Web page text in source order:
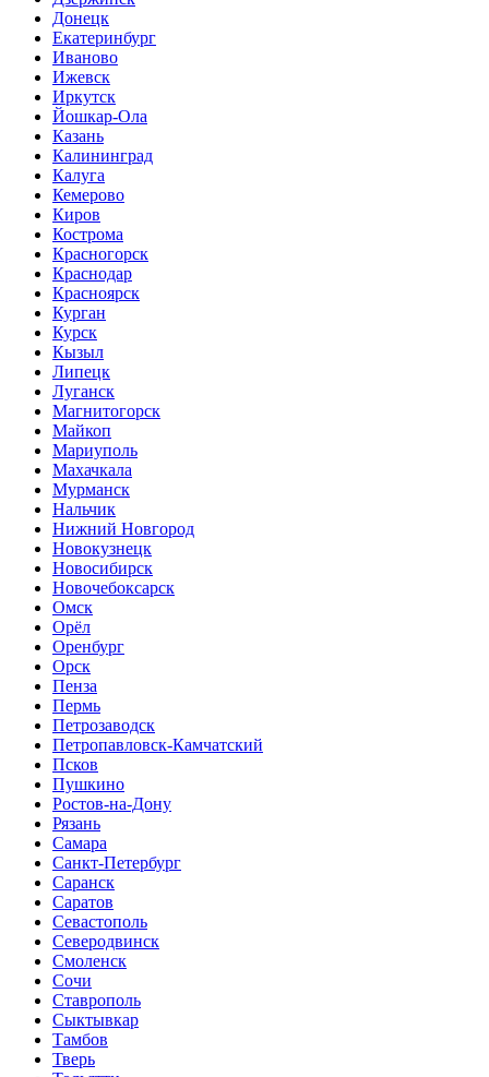
Донецк
Екатеринбург
Иваново
Ижевск
Иркутск
Йошкар-Ола
Казань
Калининград
Калуга
Кемерово
Киров
Кострома
Красногорск
Краснодар
Красноярск
Курган
Курск
Кызыл
Липецк
Луганск
Магнитогорск
Майкоп
Мариуполь
Махачкала
Мурманск
Нальчик
Нижний Новгород
Новокузнецк
Новосибирск
Новочебоксарск
Омск
Орёл
Оренбург
Орск
Пенза
Пермь
Петрозаводск
Петропавловск-Камчатский
Псков
Пушкино
Ростов-на-Дону
Рязань
Самара
Санкт-Петербург
Саранск
Саратов
Севастополь
Северодвинск
Смоленск
Сочи
Ставрополь
Сыктывкар
Тамбов
Тверь